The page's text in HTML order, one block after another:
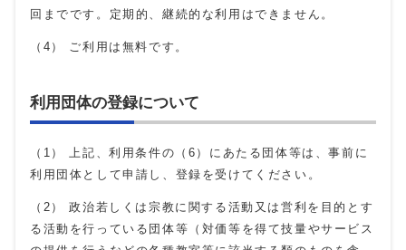
回までです。定期的、継続的な利用はできません。
（4） ご利用は無料です。
利用団体の登録について
（1） 上記、利用条件の（6）にあたる団体等は、事前に
利用団体として申請し、登録を受けてください。
（2） 政治若しくは宗教に関する活動又は営利を目的とす
る活動を行っている団体等（対価等を得て技量やサービス